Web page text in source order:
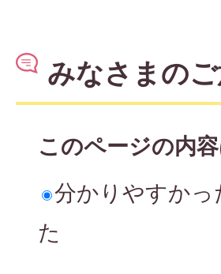
みなさまの
このページの内
分かりやすかっ
た